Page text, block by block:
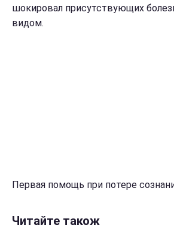
шокировал присутствующих
видом.
Первая помощь при потере
Читайте також